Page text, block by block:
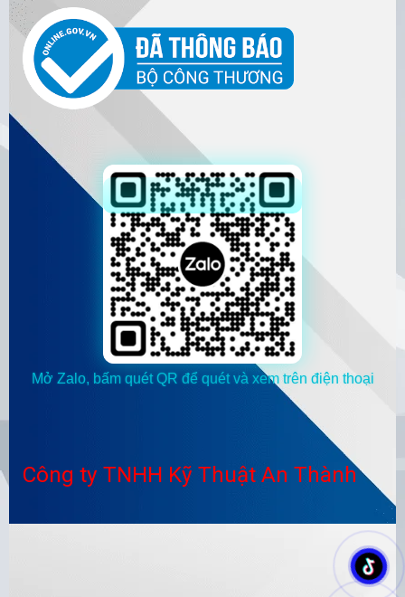
Mở Zalo, bấm quét QR để quét và xem trên điện thoại
Công ty TNHH Kỹ Thuật An Thành